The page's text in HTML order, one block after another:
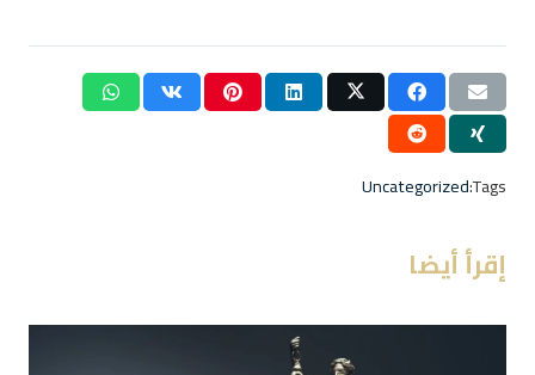
Tags:
Uncategorized
إقرأ أيضا